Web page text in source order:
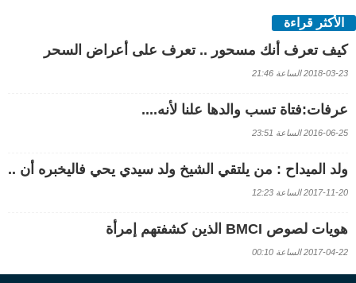
الأكثر قراءة
كيف تعرف أنك مسحور .. تعرف على أعراض السحر
2018-03-23 الساعة 21:46
عرفات:فتاة تسب والدها علنا لأنه....
2016-06-25 الساعة 23:51
ولد الميداح : من يلتقي الشيخ ولد سيدي يحي فاليخبره أن ..
2017-11-20 الساعة 12:23
هويات لصوص BMCI الذين كشفتهم إمرأة
2017-04-22 الساعة 00:10